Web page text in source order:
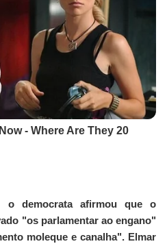
o democrata afirmou que o
"os parlamentar ao engano"
moleque e canalha". Elmar